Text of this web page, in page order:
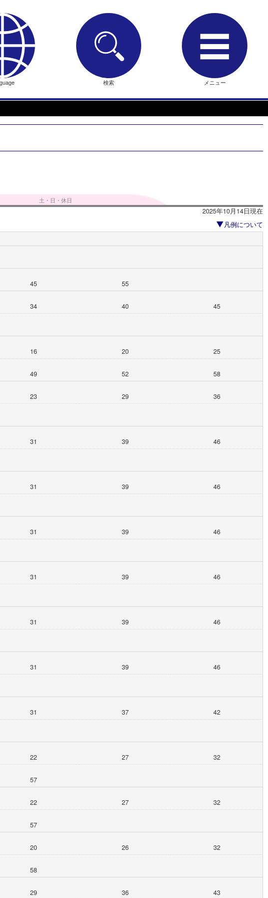
検索 メニュー
土・日・休日
2025年10月14日現在
凡例について
45 55
34 40 45
16 20 25
49 52 58
23 29 36
31 39 46
31 39 46
31 39 46
31 39 46
31 39 46
31 39 46
31 37 42
22 27 32
57
22 27 32
57
20 26 32
58
29 36 43